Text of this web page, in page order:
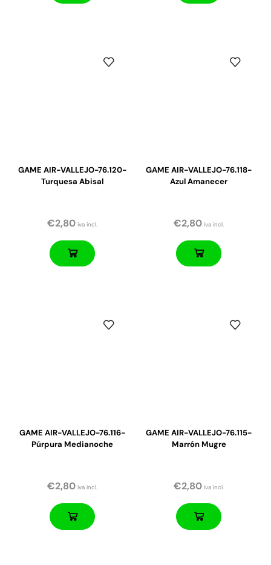
GAME AIR-VALLEJO-76.120-
Turquesa Abisal
€2,80 iva incl.
GAME AIR-VALLEJO-76.118-
Azul Amanecer
€2,80 iva incl.
GAME AIR-VALLEJO-76.116-
Púrpura Medianoche
€2,80 iva incl.
GAME AIR-VALLEJO-76.115-
Marrón Mugre
€2,80 iva incl.